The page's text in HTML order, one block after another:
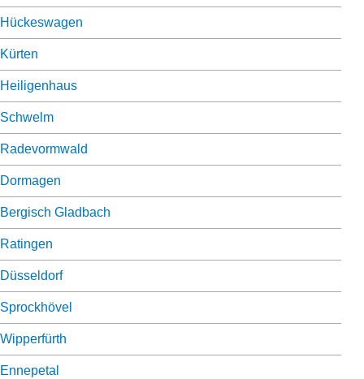
Hückeswagen
Kürten
Heiligenhaus
Schwelm
Radevormwald
Dormagen
Bergisch Gladbach
Ratingen
Düsseldorf
Sprockhövel
Wipperfürth
Ennepetal